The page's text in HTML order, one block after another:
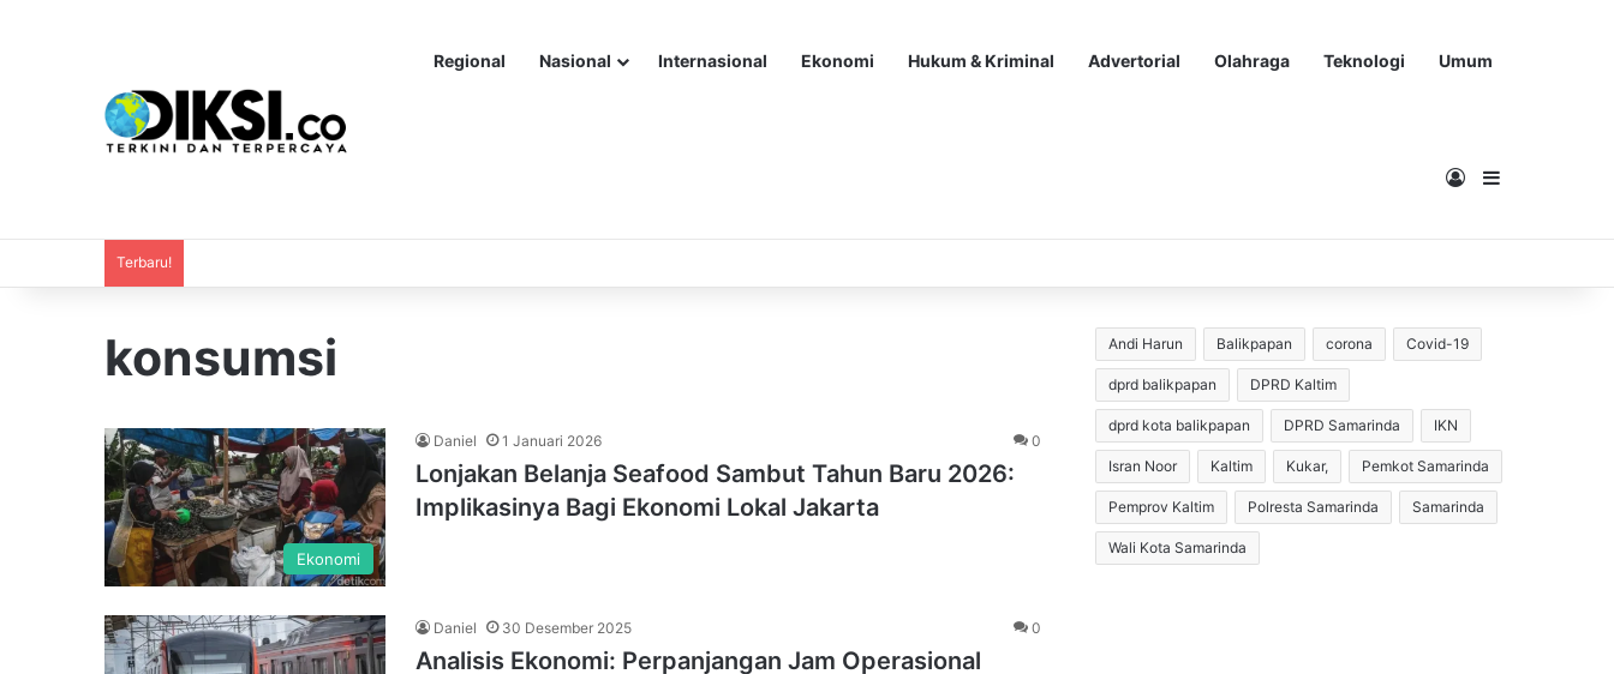
Regional Nasional Internasional Ekonomi Hukum & Kriminal Advertorial Olahraga Teknologi Umum
Masuk
Terbaru!
konsumsi
Ekonomi
Daniel 1 Januari 2026 0
Lonjakan Belanja Seafood Sambut Tahun Baru 2026:
Implikasinya Bagi Ekonomi Lokal Jakarta
Daniel 30 Desember 2025 0
Analisis Ekonomi: Perpanjangan Jam Operasional
Andi Harun Balikpapan corona Covid-19
dprd balikpapan DPRD Kaltim
dprd kota balikpapan DPRD Samarinda IKN
Isran Noor Kaltim Kukar, Pemkot Samarinda
Pemprov Kaltim Polresta Samarinda Samarinda
Wali Kota Samarinda